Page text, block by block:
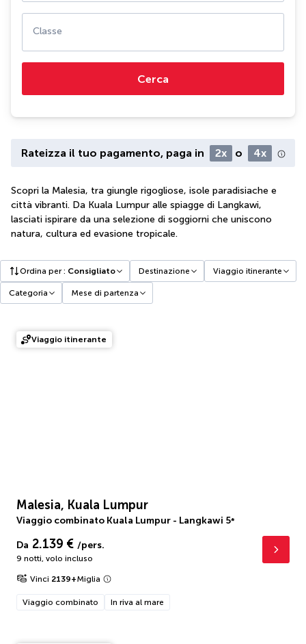
Classe
Cerca
Rateizza il tuo pagamento, paga in 2x o 4x
Scopri la Malesia, tra giungle rigogliose, isole paradisiache e
città vibranti. Da Kuala Lumpur alle spiagge di Langkawi,
lasciati ispirare da una selezione di soggiorni che uniscono
natura, cultura ed evasione tropicale.
Ordina per: Consigliato Destinazione Viaggio itinerante
Categoria Mese di partenza
Viaggio itinerante
Malesia, Kuala Lumpur
Viaggio combinato Kuala Lumpur - Langkawi 5*
Da 2.139 € /pers.
9 notti, volo incluso
Vinci 2139+Miglia
Viaggio combinato In riva al mare